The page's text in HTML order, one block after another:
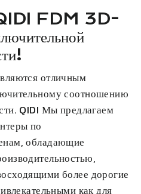
FDM 3D-
отличным
соотношению
QIDI Мы предлагаем
по
обладающие
более дорогие
как для